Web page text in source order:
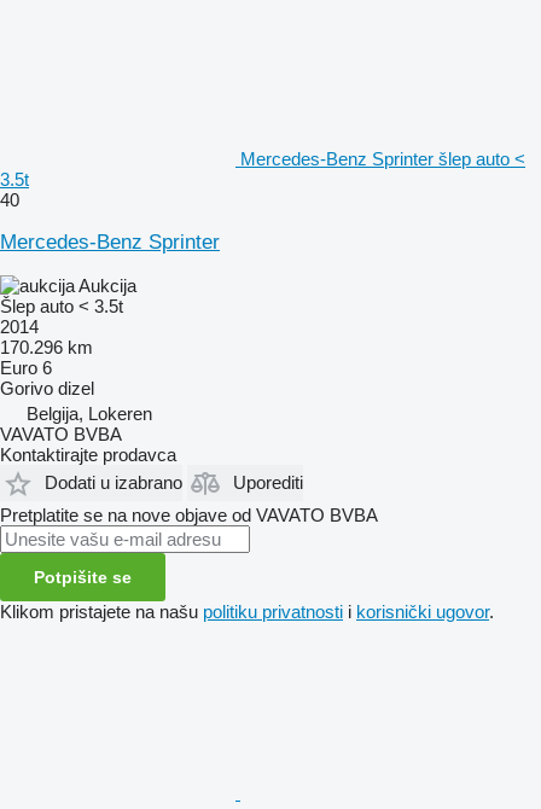
Mercedes-Benz Sprinter šlep auto <
3.5t
40
Mercedes-Benz Sprinter
Aukcija
Šlep auto < 3.5t
2014
170.296 km
Euro 6
Gorivo dizel
Belgija, Lokeren
VAVATO BVBA
Kontaktirajte prodavca
Dodati u izabrano
Uporediti
Pretplatite se na nove objave od VAVATO BVBA
Potpišite se
Klikom pristajete na našu politiku privatnosti i korisnički ugovor.